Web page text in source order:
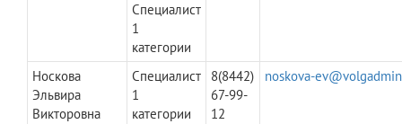
Специалист
1
категории
Носкова
Эльвира
Викторовна
Специалист
1
категории
8(8442)
67-99-
12
noskova-